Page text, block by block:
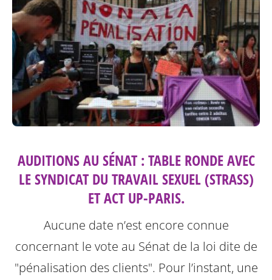
AUDITIONS AU SÉNAT : TABLE RONDE AVEC
LE SYNDICAT DU TRAVAIL SEXUEL (STRASS)
ET ACT UP-PARIS.
Aucune date n’est encore connue
concernant le vote au Sénat de la loi dite de
"pénalisation des clients". Pour l’instant, une